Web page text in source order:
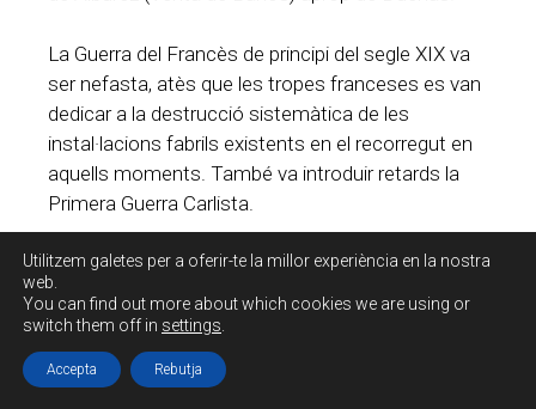
La Guerra del Francès de principi del segle XIX va
ser nefasta, atès que les tropes franceses es van
dedicar a la destrucció sistemàtica de les
instal·lacions fabrils existents en el recorregut en
aquells moments. També va introduir retards la
Primera Guerra Carlista.
El 1831 es privatitzen les obres de construcció de
la resta del Canal a través de la “ Compañia del
Canal de Castilla”, la qual, passant per noves
vicissituds, dona per acabada l’obra el 1849,
havent-se aconseguit les dàrsenes de Valladolid
Utilitzem galetes per a oferir-te la millor experiència en la nostra
web.
You can find out more about which cookies we are using or
switch them off in settings
Accepta Rebutja